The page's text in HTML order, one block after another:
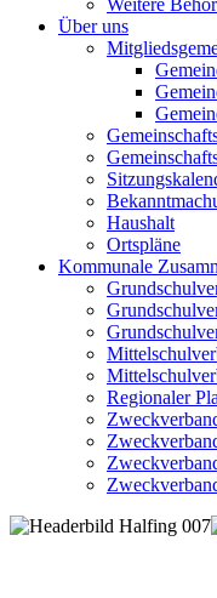
Weitere
Über uns
Haushalt
Ortspläne
Kommunale
Regionaler